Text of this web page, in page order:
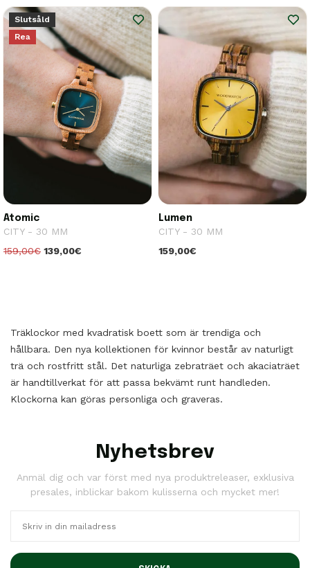
Slutsåld
Rea
Atomic
CITY - 30 MM
159,00€ 139,00€
Lumen
CITY - 30 MM
159,00€
Träklockor med kvadratisk boett som är trendiga och
hållbara. Den nya kollektionen för kvinnor består av naturligt
trä och rostfritt stål. Det naturliga zebraträet och akaciaträet
är handtillverkat för att passa bekvämt runt handleden.
Klockorna kan göras personliga och graveras.
Nyhetsbrev
Anmäl dig och var först med nya produktreleaser, exklusiva
presales, inblickar bakom kulisserna och mycket mer!